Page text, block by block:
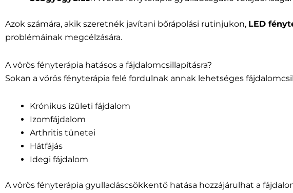
Azok számára, akik szeretnék javítani bőrápolási rutinjukon, LED
problémáinak megcélzására.
A vörös fényterápia hatásos a fájdalomcsillapításra?
Sokan a vörös fényterápia felé fordulnak annak lehetséges
Krónikus ízületi fájdalom
Izomfájdalom
Arthritis tünetei
Hátfájás
Idegi fájdalom
A vörös fényterápia gyulladáscsökkentő hatása hozzájárulhat a